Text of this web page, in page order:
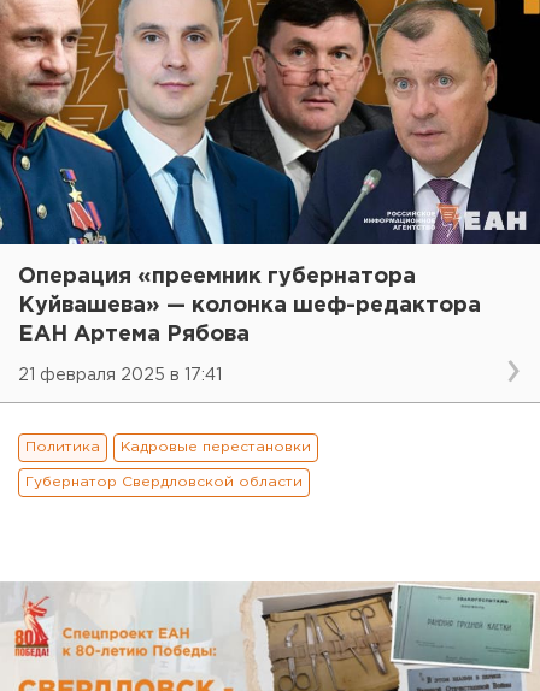
Операция «преемник губернатора
Куйвашева» — колонка шеф-редактора
ЕАН Артема Рябова
21 февраля 2025 в 17:41
Политика Кадровые перестановки
Губернатор Свердловской области